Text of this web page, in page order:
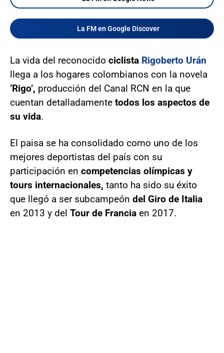
La FM en Google Discover
La vida del reconocido ciclista Rigoberto Urán
llega a los hogares colombianos con la novela
‘Rigo’, producción del Canal RCN en la que
cuentan detalladamente todos los aspectos de
su vida.
El paisa se ha consolidado como uno de los
mejores deportistas del país con su
participación en competencias olímpicas y
tours internacionales, tanto ha sido su éxito
que llegó a ser subcampeón del Giro de Italia
en 2013 y del Tour de Francia en 2017.